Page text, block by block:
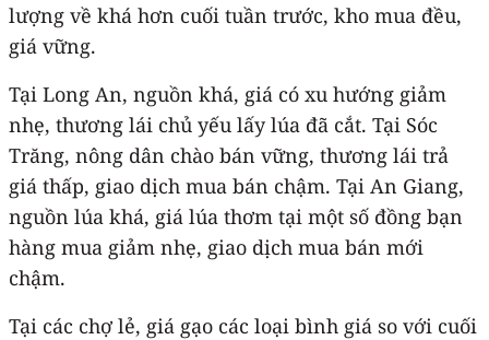
lượng về khá hơn cuối tuần trước, kho mua đều,
giá vững.
Tại Long An, nguồn khá, giá có xu hướng giảm
nhẹ, thương lái chủ yếu lấy lúa đã cắt. Tại Sóc
Trăng, nông dân chào bán vững, thương lái trả
giá thấp, giao dịch mua bán chậm. Tại An Giang,
nguồn lúa khá, giá lúa thơm tại một số đồng bạn
hàng mua giảm nhẹ, giao dịch mua bán mới
chậm.
Tại các chợ lẻ, giá gạo các loại bình giá so với cuối